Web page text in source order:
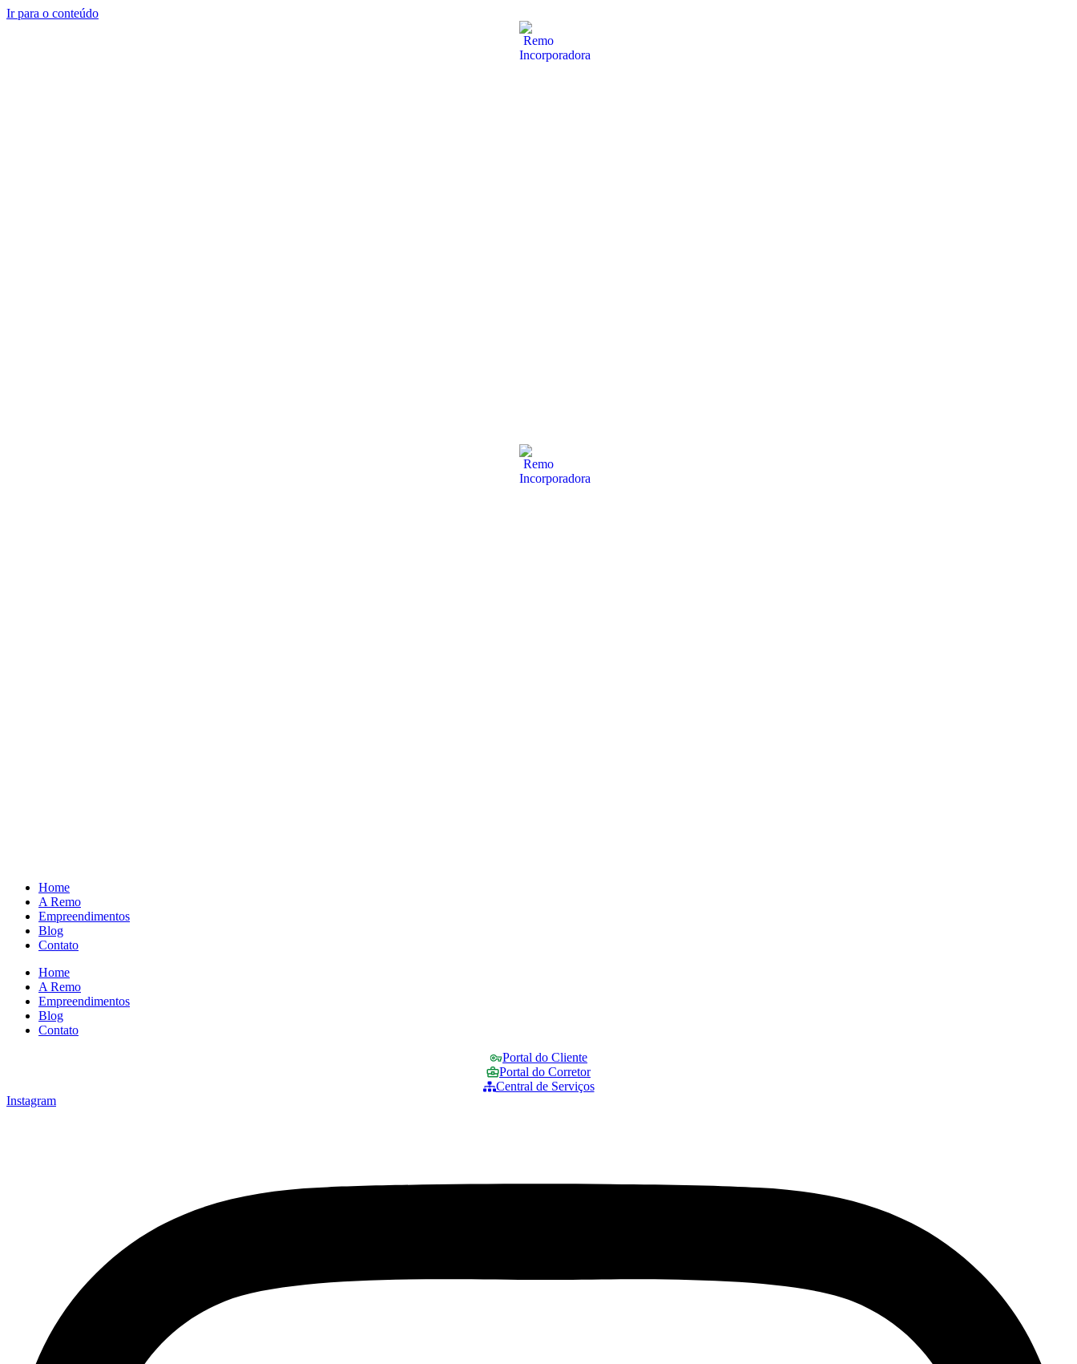
Ir para o conteúdo
Home
A Remo
Empreendimentos
Blog
Contato
Home
A Remo
Empreendimentos
Blog
Contato
Portal do Cliente
Portal do Corretor
Central de Serviços
Instagram